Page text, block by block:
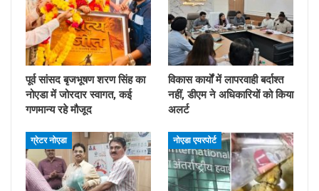
पूर्व सांसद बृजभूषण शरण सिंह का
नोएडा में जोरदार स्वागत, कई
गणमान्य रहे मौजूद
विकास कार्यों में लापरवाही बर्दाश्त
नहीं, डीएम ने अधिकारियों को किया
अलर्ट
ग्रेटर नोएडा नोएडा एयरपोर्ट